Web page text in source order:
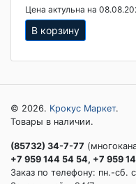
Цена актульна на
В корзину
© 2026. Крокус Маркет.
Товары в наличии.
(85732) 34-7-77
+7 959 144 54 54, +7 959
Заказ по телефону: пн.-сб.